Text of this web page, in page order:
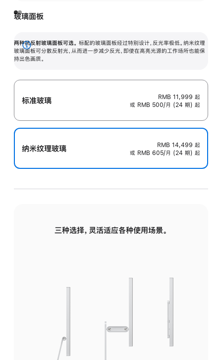
玻璃面板
两种抗反射玻璃面板可选。 标配的玻璃面板经过特别设计，反光率极低。纳米纹理
玻璃面板可分散反射光，从而进一步减少反光，即使在高亮光源的工作场所也能保
持出色画质。
展
开
标准玻璃 RMB 11,999 起
或 RMB 500/月 (24 期) 起
纳米纹理玻璃 RMB 14,499 起
或 RMB 605/月 (24 期) 起
三种选择，灵活适应各种使用场景。